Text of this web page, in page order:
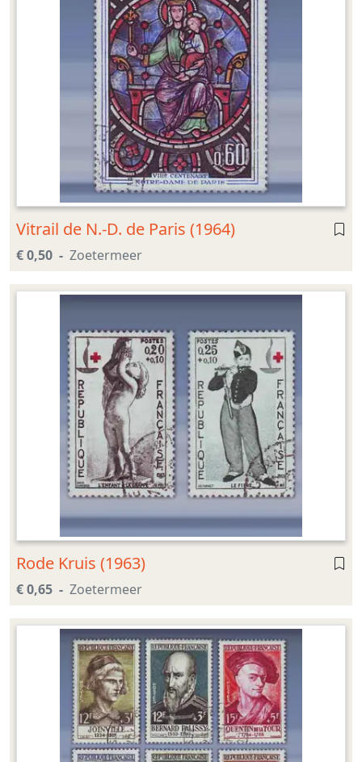
Vitrail de N.-D. de Paris (1964)
€ 0,50 Zoetermeer
Rode Kruis (1963)
€ 0,65 Zoetermeer